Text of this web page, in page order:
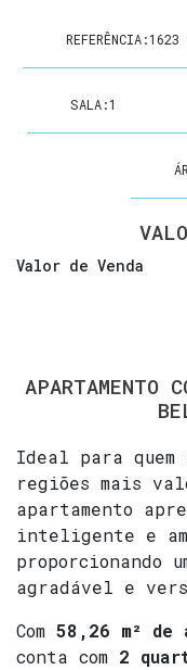
REFERÊNCIA:1623
SALA:1
Valor de Venda
APARTAMENTO
Ideal para quem
regiões mais
apartamento
inteligente e
proporcionando
agradável e
Com 58,26 m²
conta com 2